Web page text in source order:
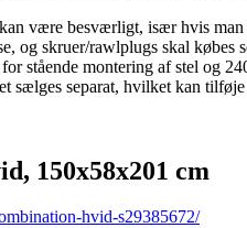
være besværligt, især hvis man
og skruer/rawlplugs skal købes
stående montering af stel og
sælges separat, hvilket kan
150x58x201 cm
hvid-s29385672/